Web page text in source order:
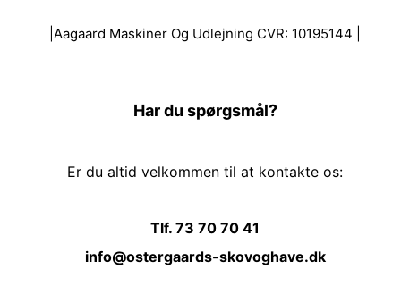
|Aagaard Maskiner Og Udlejning CVR: 10195144 |
Har du spørgsmål?
Er du altid velkommen til at kontakte os:
Tlf. 73 70 70 41
info@ostergaards-skovoghave.dk